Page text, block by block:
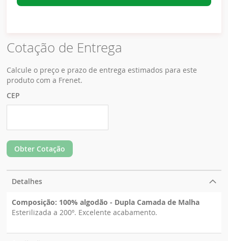
Cotação de Entrega
Calcule o preço e prazo de entrega estimados para este
produto com a Frenet.
CEP
Obter Cotação
Detalhes
Composição: 100% algodão - Dupla Camada de Malha
Esterilizada a 200º. Excelente acabamento.